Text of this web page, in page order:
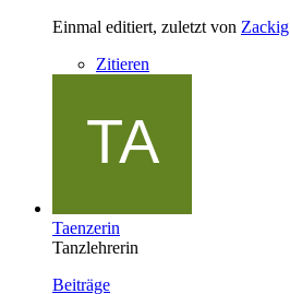
Einmal editiert, zuletzt von Zackig
Zitieren
Taenzerin
Tanzlehrerin
Beiträge